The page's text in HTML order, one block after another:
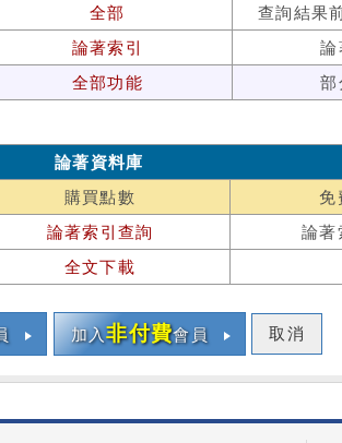
全部
查詢結果
論著索引
論
全部功能 部
論著資料庫
購買點數 免
論著索引查詢
論著
全文下載
加入非付費會員 取消